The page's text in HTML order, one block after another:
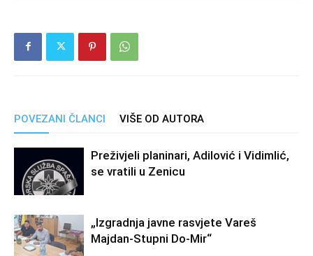
POVEZANI ČLANCI VIŠE OD AUTORA
Preživjeli planinari, Adilović i Vidimlić,
se vratili u Zenicu
„Izgradnja javne rasvjete Vareš
Majdan-Stupni Do-Mir“